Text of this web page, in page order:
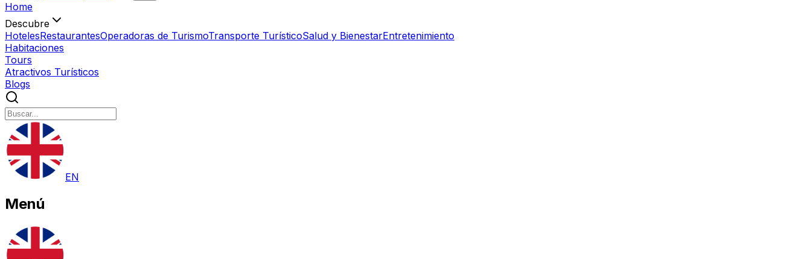
Home
Descubre
HotelesRestaurantesOperadoras de TurismoTransporte TurísticoSalud y BienestarEntretenimiento
Habitaciones
Tours
Atractivos Turísticos
Blogs
EN
Menú